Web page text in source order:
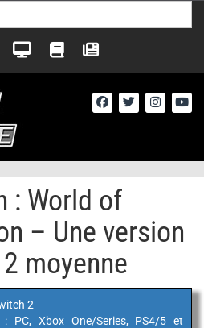
: World of
– Une version
moyenne
2
PC, Xbox One/Series, PS4/5 et